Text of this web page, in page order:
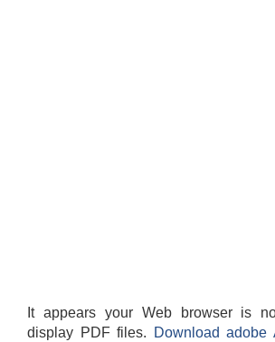
It appears your Web browser is
display PDF files.
Download